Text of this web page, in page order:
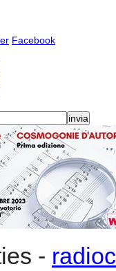
Facebook
-